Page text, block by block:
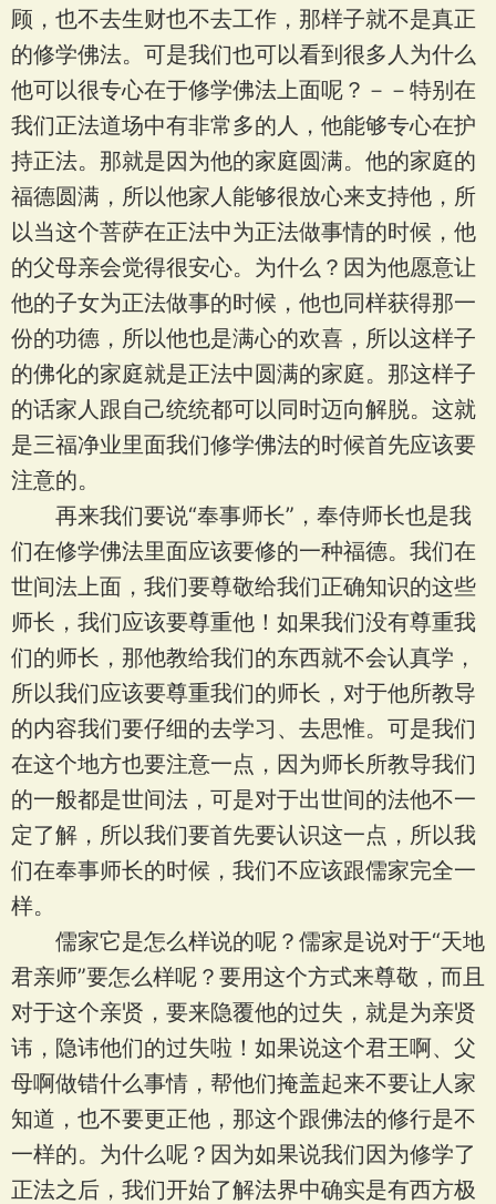
顾，也不去生财也不去工作，那样子就不是真正
的修学佛法。可是我们也可以看到很多人为什么
他可以很专心在于修学佛法上面呢？－－特别在
我们正法道场中有非常多的人，他能够专心在护
持正法。那就是因为他的家庭圆满。他的家庭的
福德圆满，所以他家人能够很放心来支持他，所
以当这个菩萨在正法中为正法做事情的时候，他
的父母亲会觉得很安心。为什么？因为他愿意让
他的子女为正法做事的时候，他也同样获得那一
份的功德，所以他也是满心的欢喜，所以这样子
的佛化的家庭就是正法中圆满的家庭。那这样子
的话家人跟自己统统都可以同时迈向解脱。这就
是三福净业里面我们修学佛法的时候首先应该要
注意的。
再来我们要说“奉事师长”，奉侍师长也是我
们在修学佛法里面应该要修的一种福德。我们在
世间法上面，我们要尊敬给我们正确知识的这些
师长，我们应该要尊重他！如果我们没有尊重我
们的师长，那他教给我们的东西就不会认真学，
所以我们应该要尊重我们的师长，对于他所教导
的内容我们要仔细的去学习、去思惟。可是我们
在这个地方也要注意一点，因为师长所教导我们
的一般都是世间法，可是对于出世间的法他不一
定了解，所以我们要首先要认识这一点，所以我
们在奉事师长的时候，我们不应该跟儒家完全一
样。
儒家它是怎么样说的呢？儒家是说对于“天地
君亲师”要怎么样呢？要用这个方式来尊敬，而且
对于这个亲贤，要来隐覆他的过失，就是为亲贤
讳，隐讳他们的过失啦！如果说这个君王啊、父
母啊做错什么事情，帮他们掩盖起来不要让人家
知道，也不要更正他，那这个跟佛法的修行是不
一样的。为什么呢？因为如果说我们因为修学了
正法之后，我们开始了解法界中确实是有西方极